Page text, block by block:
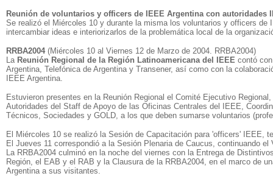
Reunión de voluntarios y officers de IEEE Argentina con autoridades
Se realizó el Miércoles 10 y durante la misma los voluntarios y officers
intercambiar ideas e interiorizarlos de la problemática local de la
RRBA2004(Miércoles 10 al Viernes 12 de Marzo de 2004. RRBA2004)
La Reunión Regional de la Región Latinoamericana del IEEE contó
Argentina, Telefónica de Argentina y Transener, así como con la
IEEE Argentina.
Estuvieron presentes en la Reunión Regional el Comité Ejecutivo
Autoridades del Staff de Apoyo de las Oficinas Centrales del IEEE,
Técnicos, Sociedades y GOLD, a los que deben sumarse voluntarios
El Miércoles 10 se realizó la Sesión de Capacitación para 'officers' IEEE,
El Jueves 11 correspondió a la Sesión Plenaria de Caucus, continuando
La RRBA2004 culminó en la noche del viernes con la Entrega de
Región, el EAB y el RAB y la Clausura de la RRBA2004, en el marco de
Argentina a sus visitantes.